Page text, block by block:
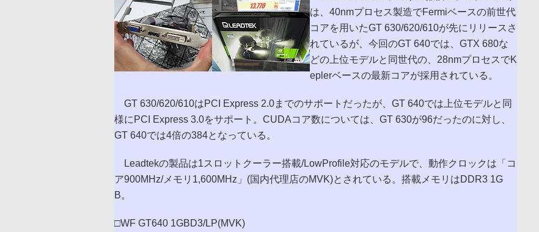
は、40nmプロセス製造でFermiベースの前世代
コアを用いたGT 630/620/610が先にリリースさ
れているが、今回のGT 640では、GTX 680な
どの上位モデルと同世代の、28nmプロセスでK
eplerベースの最新コアが採用されている。
GT 630/620/610はPCI Express 2.0までのサポートだったが、GT 640では上位モデルと同
様にPCI Express 3.0をサポート。CUDAコア数については、GT 630が96だったのに対し、
GT 640では4倍の384となっている。
Leadtekの製品は1スロットクーラー搭載/LowProfile対応のモデルで、動作クロックは「コ
ア900MHz/メモリ1,600MHz」(国内代理店のMVK)とされている。搭載メモリはDDR3 1G
B。
□WF GT640 1GBD3/LP(MVK)